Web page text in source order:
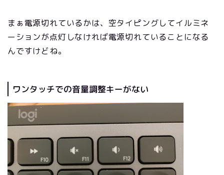
まぁ電源切れているかは、空タイピングしてイルミネ
ーションが点灯しなければ電源切れていることになる
んですけどね。
ワンタッチでの音量調整キーがない